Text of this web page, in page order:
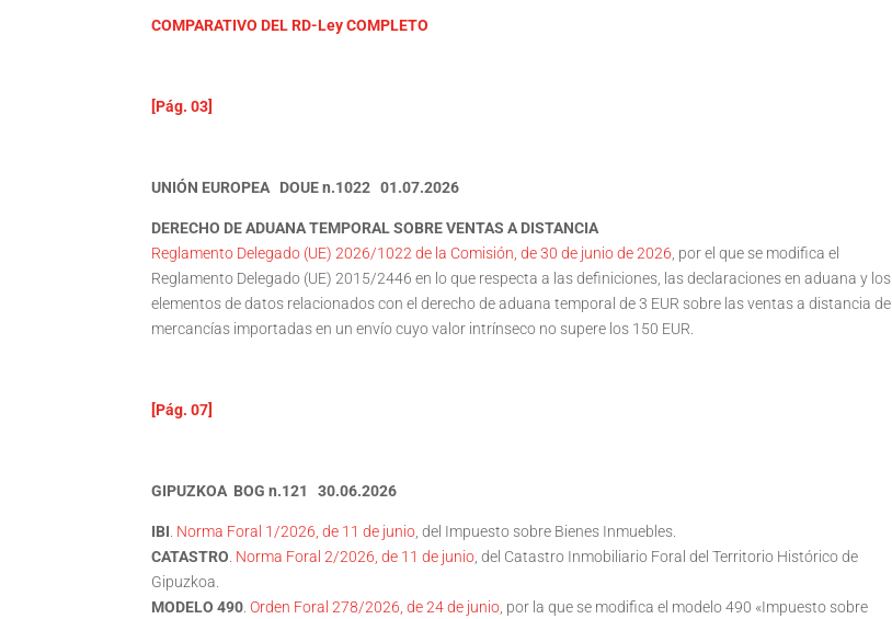
COMPARATIVO DEL RD-Ley COMPLETO
[Pág. 03]
UNIÓN EUROPEA DOUE n.1022 01.07.2026
DERECHO DE ADUANA TEMPORAL SOBRE VENTAS A DISTANCIA
Reglamento Delegado (UE) 2026/1022 de la Comisión, de 30 de junio de 2026, por el que se modifica el
Reglamento Delegado (UE) 2015/2446 en lo que respecta a las definiciones, las declaraciones en aduana y los
elementos de datos relacionados con el derecho de aduana temporal de 3 EUR sobre las ventas a distancia de
mercancías importadas en un envío cuyo valor intrínseco no supere los 150 EUR.
[Pág. 07]
GIPUZKOA BOG n.121 30.06.2026
IBI. Norma Foral 1/2026, de 11 de junio, del Impuesto sobre Bienes Inmuebles.
CATASTRO. Norma Foral 2/2026, de 11 de junio, del Catastro Inmobiliario Foral del Territorio Histórico de
Gipuzkoa.
MODELO 490.Orden Foral 278/2026, de 24 de junio, por la que se modifica el modelo 490 «Impuesto sobre